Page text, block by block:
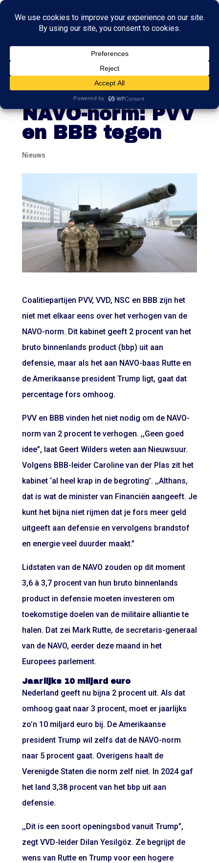
Coalitie verdeeld
over hogere
NAVO-norm: PVV
en BBB tegen
Nieuws
Coalitiepartijen PVV, VVD, NSC en BBB zijn het
niet met elkaar eens over het verhogen van de
NAVO-norm. Dit kabinet geeft 2 procent van het
bruto binnenlands product (bbp) uit aan
defensie, maar als het aan NAVO-baas Rutte en
de Amerikaanse president Trump ligt, gaat dat
percentage fors omhoog.
PVV en BBB vinden het niet nodig om de NAVO-
norm van 2 procent te verhogen. ,,Geen goed
idee”, laat Geert Wilders weten aan Nieuwsuur.
Volgens BBB-leider Caroline van der Plas zit het
kabinet ‘al heel krap in de begroting’. ,,Althans,
dat is wat de minister van Financiën aangeeft. Je
kunt het bijna niet rijmen dat je fors meer geld
uitgeeft aan defensie en vervolgens brandstof
en energie veel duurder maakt.”
Lidstaten van de NAVO zouden op dit moment
3,6 à 3,7 procent van hun bruto binnenlands
product in defensie moeten investeren om
toekomstige doelen van de militaire alliantie te
halen. Dat zei Mark Rutte, de secretaris-generaal
van de NAVO, eerder deze maand in het
Europees parlement.
Jaarlijks 10 miljard euro
Nederland geeft nu bijna 2 procent uit. Als dat
omhoog gaat naar 3 procent, moet er jaarlijks
zo’n 10 miljard euro bij. De Amerikaanse
president Trump wil zelfs dat de NAVO-norm
naar 5 procent gaat. Overigens haalt de
Verenigde Staten die norm zelf niet. In 2024 gaf
het land 3,38 procent van het bbp uit aan
defensie.
,,Dit is een soort openingsbod vanuit Trump”,
zegt VVD-leider Dilan Yesilgöz. Ze begrijpt de
wens van Rutte en Trump voor een hogere